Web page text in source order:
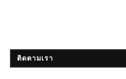
ติดตามเรา